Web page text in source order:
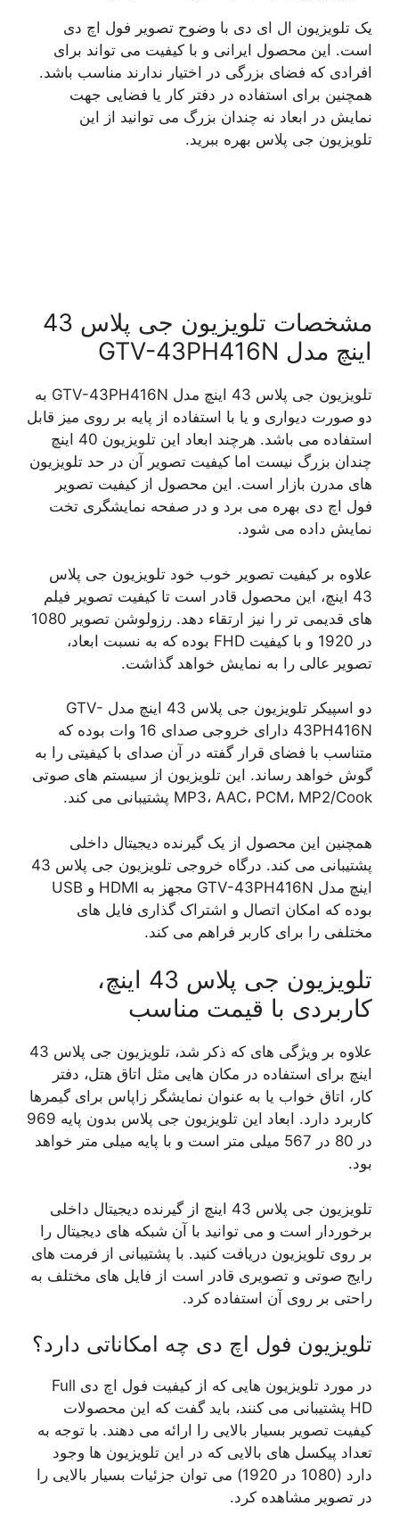
یک تلویزیون ال ای دی با وضوح تصویر فول اچ دی
است. این محصول ایرانی و با کیفیت می تواند برای
افرادی که فضای بزرگی در اختیار ندارند مناسب باشد.
همچنین برای استفاده در دفتر کار یا فضایی جهت
نمایش در ابعاد نه چندان بزرگ می توانید از این
تلویزیون جی پلاس بهره ببرید.
مشخصات تلویزیون جی پلاس 43
اینچ مدل GTV-43PH416N
تلویزیون جی پلاس 43 اینچ مدل GTV-43PH416N به
دو صورت دیواری و یا با استفاده از پایه بر روی میز قابل
استفاده می باشد. هرچند ابعاد این تلویزیون 40 اینچ
چندان بزرگ نیست اما کیفیت تصویر آن در حد تلویزیون
های مدرن بازار است. این محصول از کیفیت تصویر
فول اچ دی بهره می برد و در صفحه نمایشگری تخت
نمایش داده می شود.
علاوه بر کیفیت تصویر خوب خود تلویزیون جی پلاس
43 اینچ، این محصول قادر است تا کیفیت تصویر فیلم
های قدیمی تر را نیز ارتقاء دهد. رزولوشن تصویر 1080
در 1920 و با کیفیت FHD بوده که به نسبت ابعاد،
تصویر عالی را به نمایش خواهد گذاشت.
دو اسپیکر تلویزیون جی پلاس 43 اینچ مدل GTV-
43PH416N دارای خروجی صدای 16 وات بوده که
متناسب با فضای قرار گفته در آن صدای با کیفیتی را به
گوش خواهد رساند. این تلویزیون از سیستم های صوتی
MP3، AAC، PCM، MP2/Cook پشتیبانی می کند.
همچنین این محصول از یک گیرنده دیجیتال داخلی
پشتیبانی می کند. درگاه خروجی تلویزیون جی پلاس 43
اینچ مدل GTV-43PH416N مجهز به HDMI و USB
بوده که امکان اتصال و اشتراک گذاری فایل های
مختلفی را برای کاربر فراهم می کند.
تلویزیون جی پلاس 43 اینچ،
کاربردی با قیمت مناسب
علاوه بر ویژگی های که ذکر شد، تلویزیون جی پلاس 43
اینچ برای استفاده در مکان هایی مثل اتاق هتل، دفتر
کار، اتاق خواب یا به عنوان نمایشگر زاپاس برای گیمرها
کاربرد دارد. ابعاد این تلویزیون جی پلاس بدون پایه 969
در 80 در 567 میلی متر است و با پایه میلی متر خواهد
بود.
تلویزیون جی پلاس 43 اینچ از گیرنده دیجیتال داخلی
برخوردار است و می توانید با آن شبکه های دیجیتال را
بر روی تلویزیون دریافت کنید. با پشتیبانی از فرمت های
رایج صوتی و تصویری قادر است از فایل های مختلف به
راحتی بر روی آن استفاده کرد.
تلویزیون فول اچ دی چه امکاناتی دارد؟
در مورد تلویزیون هایی که از کیفیت فول اچ دی Full
HD پشتیبانی می کنند، باید گفت که این محصولات
کیفیت تصویر بسیار بالایی را ارائه می دهند. با توجه به
تعداد پیکسل های بالایی که در این تلویزیون ها وجود
دارد (1080 در 1920) می توان جزئیات بسیار بالایی را
در تصویر مشاهده کرد.